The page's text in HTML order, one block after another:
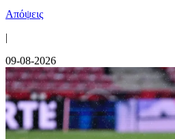
Απόψεις
|
09-08-2026